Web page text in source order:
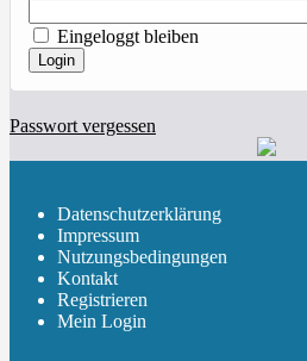
Eingeloggt bleiben
Passwort vergessen
Datenschutzerklärung
Impressum
Nutzungsbedingungen
Kontakt
Registrieren
Mein Login